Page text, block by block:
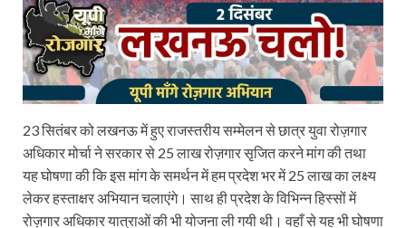
23 सितंबर को लखनऊ में हुए राजस्तरीय सम्मेलन से छात्र युवा रोज़गार
अधिकार मोर्चा ने सरकार से 25 लाख रोज़गार सृजित करने मांग की तथा
यह घोषणा की कि इस मांग के समर्थन में हम प्रदेश भर में 25 लाख का लक्ष्य
लेकर हस्ताक्षर अभियान चलाएंगे। साथ ही प्रदेश के विभिन्न हिस्सों में
रोज़गार अधिकार यात्राओं की भी योजना ली गयी थी। वहाँ से यह भी घोषणा